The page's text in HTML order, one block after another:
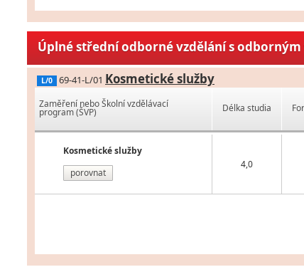
Úplné střední odborné vzdělání s
L/0 69-41-L/01 Kosmetické služby
Zaměření nebo Školní vzdělávací
program (ŠVP)
Kosmetické služby
porovnat
Délka studia
4,0